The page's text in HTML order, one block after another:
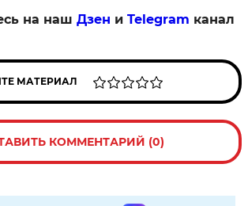
на нашДзен иTelegram канал
МАТЕРИАЛ
КОММЕНТАРИЙ (0)